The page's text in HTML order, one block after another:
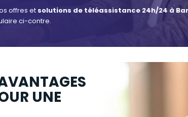
offres et solutions de téléassistance 24h/24 à
ci-contre.
UNE